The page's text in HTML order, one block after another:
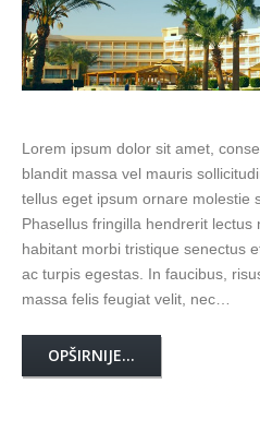
Lorem ipsum dolor sit amet,
blandit massa vel mauris
tellus eget ipsum ornare molestie
Phasellus fringilla hendrerit lectus
habitant morbi tristique senectus
ac turpis egestas. In faucibus,
massa felis feugiat velit, nec…
OPŠIRNIJE...